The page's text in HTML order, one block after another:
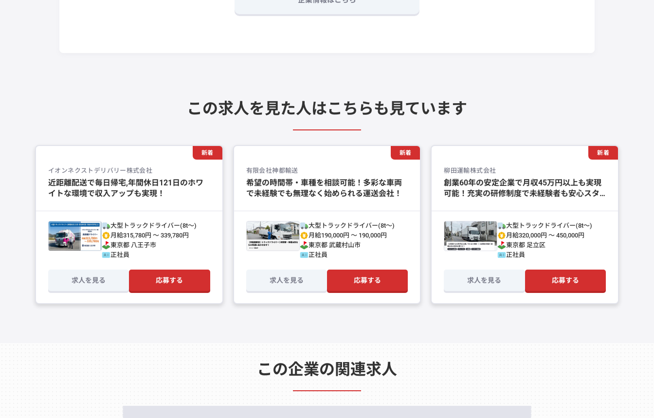
この求人を見た人はこちらも見ています
新着
イオンネクストデリバリー株式会社
近距離配送で毎日帰宅,年間休日121日のホワ
イトな環境で収入アップも実現！
大型トラックドライバー(8t～)
月給315,780円 〜 339,780円
東京都 八王子市
正社員
求人を見る 応募する
新着
有限会社神都輸送
希望の時間帯・車種を相談可能！多彩な車両
で未経験でも無理なく始められる運送会社！
大型トラックドライバー(8t～)
月給190,000円 〜 190,000円
東京都 武蔵村山市
正社員
求人を見る 応募する
新着
柳田運輸株式会社
創業60年の安定企業で月収45万円以上も実現
可能！充実の研修制度で未経験者も安心スタ
大型トラックドライバー(8t～)
月給320,000円 〜 450,000円
東京都 足立区
正社員
求人を見る 応募する
この企業の関連求人